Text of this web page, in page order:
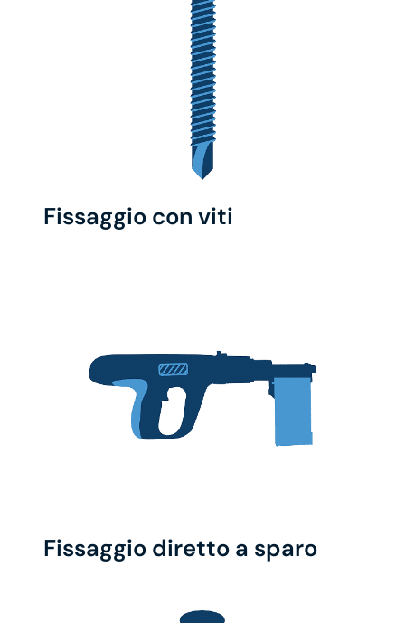
Fissaggio con viti
Fissaggio diretto a sparo